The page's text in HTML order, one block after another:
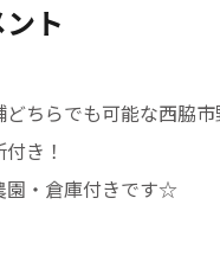
ト
どちらでも可能な西脇
き！
園・倉庫付きです☆